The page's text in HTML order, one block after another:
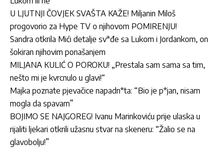
U LJUTNJI ČOVJEK SVAŠTA KAŽE! Miljanin Miloš
progovorio za Hype TV o njihovom POMIRENJU!
Sandra otkrila Mići detalje sv*đe sa Lukom i Jordankom, on
šokiran njihovim ponašanjem
MILJANA KULIĆ O POROKU! „Prestala sam sama sa tim,
nešto mi je kvrcnulo u glavi!“
Majka poznate pjevačice napadn*ta: “Bio je p*jan, nisam
mogla da spavam”
BOJIMO SE NAJGOREG! Ivanu Marinkoviću prije ulaska u
rijaliti ljekari otkrili užasnu stvar na skeneru: “Žalio se na
glavobolju!”